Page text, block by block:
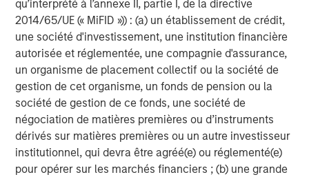
qu’interprété à l’annexe II, partie I, de la directive
2014/65/UE (« MiFID »)) : (a) un établissement de crédit,
une société d'investissement, une institution financière
autorisée et réglementée, une compagnie d'assurance,
un organisme de placement collectif ou la société de
gestion de cet organisme, un fonds de pension ou la
société de gestion de ce fonds, une société de
négociation de matières premières ou d’instruments
dérivés sur matières premières ou un autre investisseur
institutionnel, qui devra être agréé(e) ou réglementé(e)
pour opérer sur les marchés financiers ; (b) une grande
About Morgan Stanley
Morgan Stanley (NYSE: MS) is a leading global financial
services firm providing a wide range of investment
banking, securities, wealth management and investment
management services. With offices in 42 countries, the
Firm’s employees serve clients worldwide including
corporations, governments, institutions and individuals.
For further information about Morgan Stanley, please
visitwww.morganstanley.com.